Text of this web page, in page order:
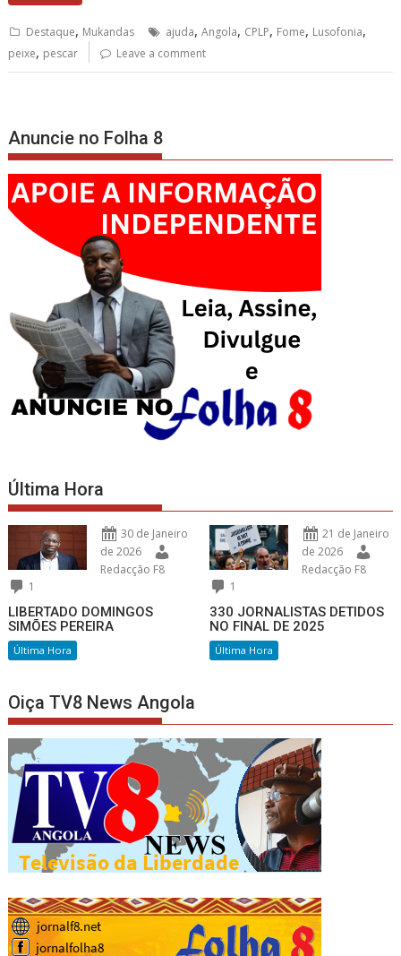
Destaque, Mukandas ajuda,Angola, CPLP, Fome, Lusofonia,
peixe, pescar Leave a comment
Anuncie no Folha 8
Última Hora
30 de Janeiro
de 2026
Redacção F8
1
LIBERTADO DOMINGOS
SIMÕES PEREIRA
Última Hora
21 de Janeiro
de 2026
Redacção F8
1
330 JORNALISTAS DETIDOS
NO FINAL DE 2025
Última Hora
Oiça TV8 News Angola